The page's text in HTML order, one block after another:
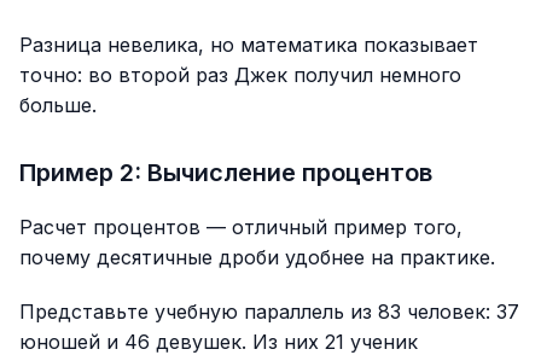
Разница невелика, но математика показывает
точно: во второй раз Джек получил немного
больше.
Пример 2: Вычисление процентов
Расчет процентов — отличный пример того,
почему десятичные дроби удобнее на практике.
Представьте учебную параллель из 83 человек: 37
юношей и 46 девушек. Из них 21 ученик